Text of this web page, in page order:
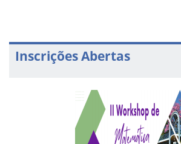
Inscrições Abertas